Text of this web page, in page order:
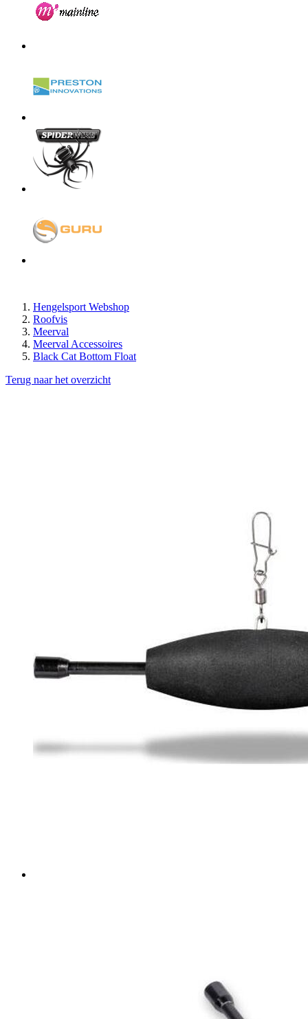
Hengelsport Webshop
Roofvis
Meerval
Meerval Accessoires
Black Cat Bottom Float
Terug naar het overzicht